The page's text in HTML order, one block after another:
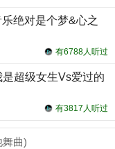
绝对是个梦&心之
有6788人听过
超级女生Vs爱过的
有3817人听过
曲)